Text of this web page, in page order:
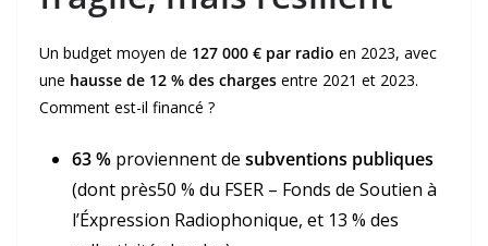
Un budget moyen de 127 000 € par radio en 2023, avec
une hausse de 12 % des charges entre 2021 et 2023.
Comment est-il financé ?
63 % proviennent de subventions publiques
(dont près50 % du FSER – Fonds de Soutien à
l’Éxpression Radiophonique, et 13 % des